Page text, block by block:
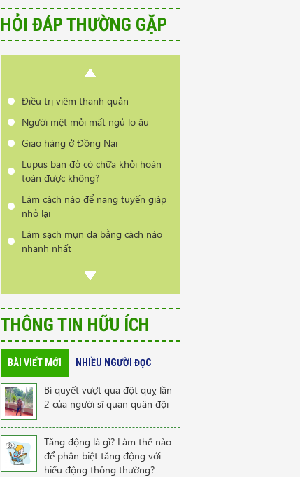
HỎI ĐÁP THƯỜNG GẶP
nhanh nhất
Có phải bị thoái hóa cột sống khi
đổi thời tiết?
Cần tư vấn sản phẩm trị vẩy nến
Điều trị viêm thanh quản
Người mệt mỏi mất ngủ lo âu
Giao hàng ở Đồng Nai
Lupus ban đỏ có chữa khỏi hoàn
toàn được không?
Làm cách nào để nang tuyến giáp
nhỏ lại
Làm sạch mụn da bằng cách nào
nhanh nhất
Có phải bị thoái hóa cột sống khi
THÔNG TIN HỮU ÍCH
BÀI VIẾT MỚI NHIỀU NGƯỜI ĐỌC
Bí quyết vượt qua đột quỵ lần
2 của người sĩ quan quân đội
Tăng động là gì? Làm thế nào
để phân biệt tăng động với
hiếu động thông thường?